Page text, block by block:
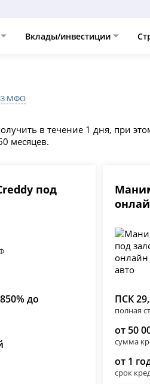
Вклады/инвестиции
МФО
в течение 1 дня, при
месяцев.
под
до
ПСК
полная
от 50
сумма
от 1
срок